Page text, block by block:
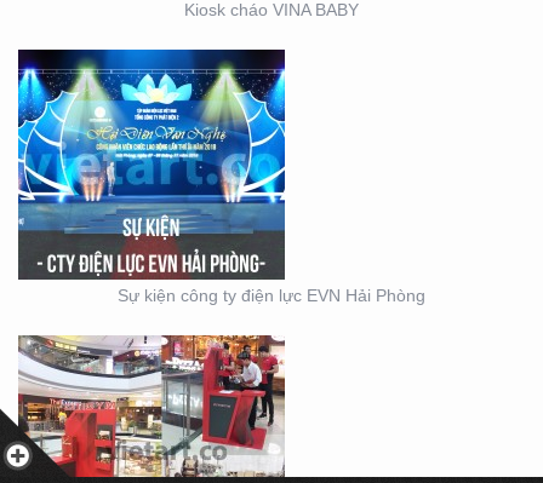
Kiosk cháo VINA BABY
Sự kiện công ty điện lực EVN Hải Phòng
BOOTH BÁN HÀNG MINI
– THIẾT KẾ SẢN XUẤT
MẪU BOOTH CITIGYM –
THIẾT KẾ THI CÔNG
MẪU GIAN KITCHEN
KONCEPT